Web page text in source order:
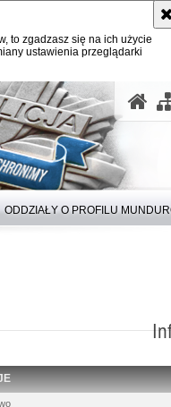
to zgadzasz się na ich użycie
ustawienia przeglądarki
ODDZIAŁY O PROFILU